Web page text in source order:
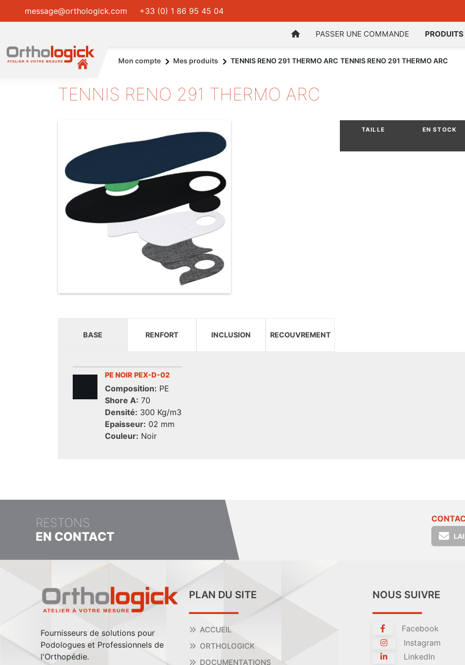
message@orthologick.com +33 (0) 1 86 95 45 04
PASSER UNE COMMANDE PRODUITS
Mon compte Mes produits TENNIS RENO 291 THERMO ARC TENNIS RENO 291 THERMO ARC
TENNIS RENO 291 THERMO ARC
TAILLE EN STOCK
BASE RENFORT INCLUSION RECOUVREMENT
PE NOIR PEX-D-02
Composition: PE
Shore A: 70
Densité: 300 Kg/m3
Epaisseur: 02 mm
Couleur: Noir
RESTONS
EN CONTACT
Fournisseurs de solutions pour
Podologues et Professionnels de
l'Orthopédie.
PLAN DU SITE
ACCUEIL
ORTHOLOGICK
DOCUMENTATIONS
NOUS SUIVRE
Facebook
Instagram
LinkedIn